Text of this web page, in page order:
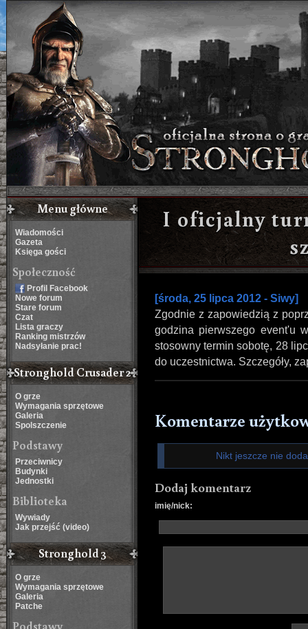
Menu główne
Wiadomości
Gazeta
Księga gości
Społeczność
Profil Facebook
Nowe forum
Stare forum
Czat
Lista graczy
Ranking mistrzów
Nadsyłanie prac!
Stronghold Crusader 2
O grze
Wymagania sprzętowe
Galeria
Spolszczenie
Podstawy
Przeciwnicy
Budynki
Jednostki
Biblioteka
Wywiady
Jak przejść (video)
Stronghold 3
O grze
Wymagania sprzętowe
Galeria
Patche
I oficjalny
[środa, 25 lipca 2012 - Siwy]
Zgodnie z zapowiedzią z
godzina pierwszego event'u
stosowny termin sobotę, 28
do uczestnictwa. Szczegóły,
Komentarze
Nikt jeszcze nie
Dodaj komentarz
imię/nick: